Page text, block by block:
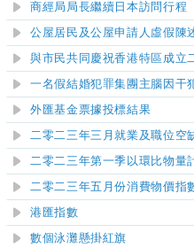
商經局局長繼續日本訪問行程
公屋居民及公屋申請人虛假陳
與市民共同慶祝香港特區成立
一名假結婚犯罪集團主腦因干
外匯基金票據投標結果
二零二三年三月就業及職位空
二零二三年第一季 以環比物量
二零二三年五月份消費物價指
港匯指數
數個泳灘懸掛紅旗